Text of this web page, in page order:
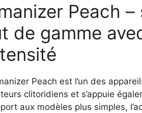
Peach
de gamme
Peach est l’un des
clitoridiens et s’appuie
aux modèles plus simples,